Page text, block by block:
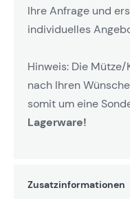
Ihre Anfrage und
individuelles
Hinweis: Die
nach Ihren
somit um eine
Lagerware!
Zusatzinformationen